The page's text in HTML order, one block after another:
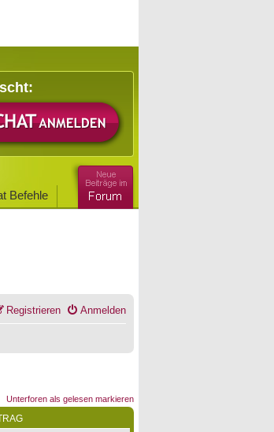
Befehle
Anmelden
Registrieren
Unterforen als gelesen markieren